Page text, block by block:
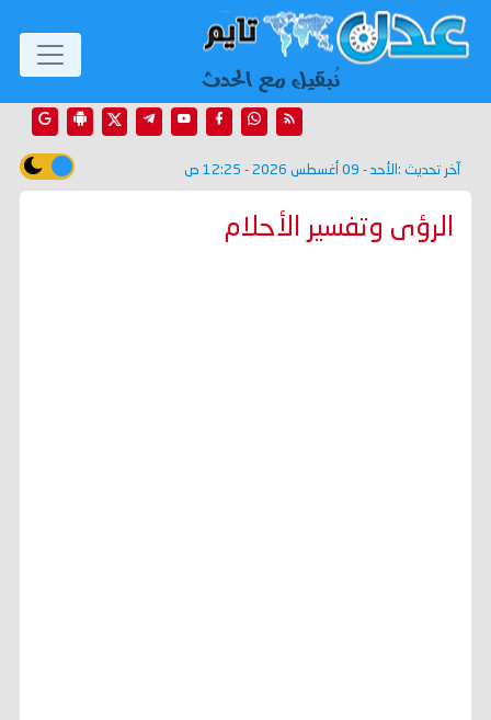
آخر تحديث : الأحد - 09 أغسطس 2026 - 12:25 ص
الرؤى وتفسير الأحلام